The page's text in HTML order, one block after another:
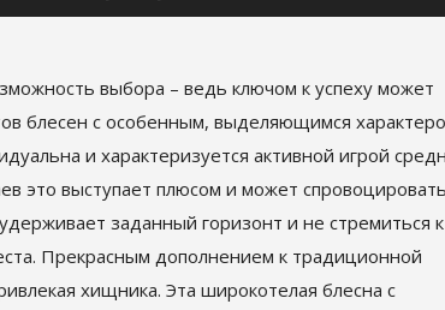
выбора – ведь ключом к успеху может
блесен с особенным, выделяющимся
и характеризуется активной игрой
это выступает плюсом и может
заданный горизонт и не стремиться к
Прекрасным дополнением к традиционной
хищника. Эта широкотелая блесна с